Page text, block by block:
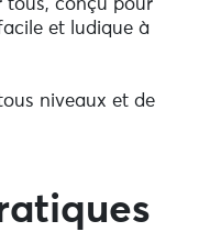
tous, conçu pour
et ludique à
niveaux et de
étudiée lui